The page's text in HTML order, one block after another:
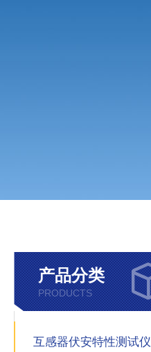
产品分类
PRODUCTS
互感器伏安特性测试仪